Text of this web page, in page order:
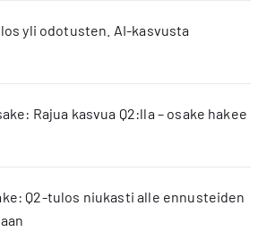
yli odotusten. AI-kasvusta
Rajua kasvua Q2:lla – osake hakee
Q2-tulos niukasti alle ennusteiden